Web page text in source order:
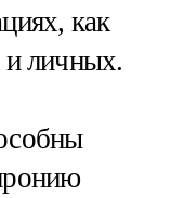
как
и личных.